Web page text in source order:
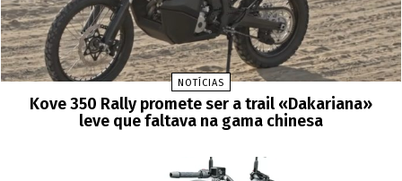
NOTÍCIAS
Kove 350 Rally promete ser a trail «Dakariana»
leve que faltava na gama chinesa